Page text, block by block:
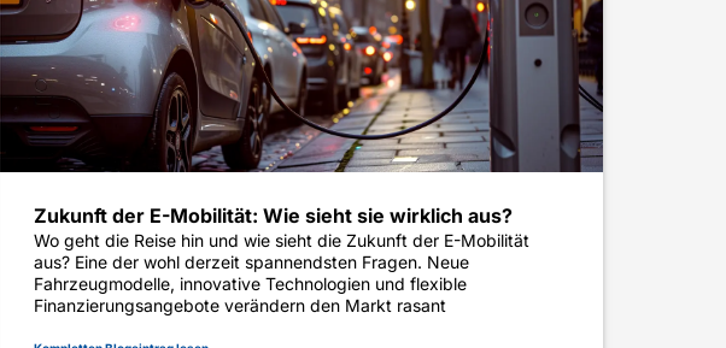
Zukunft der E-Mobilität: Wie sieht sie wirklich aus?
Wo geht die Reise hin und wie sieht die Zukunft der E-Mobilität
aus? Eine der wohl derzeit spannendsten Fragen. Neue
Fahrzeugmodelle, innovative Technologien und flexible
Finanzierungsangebote verändern den Markt rasant